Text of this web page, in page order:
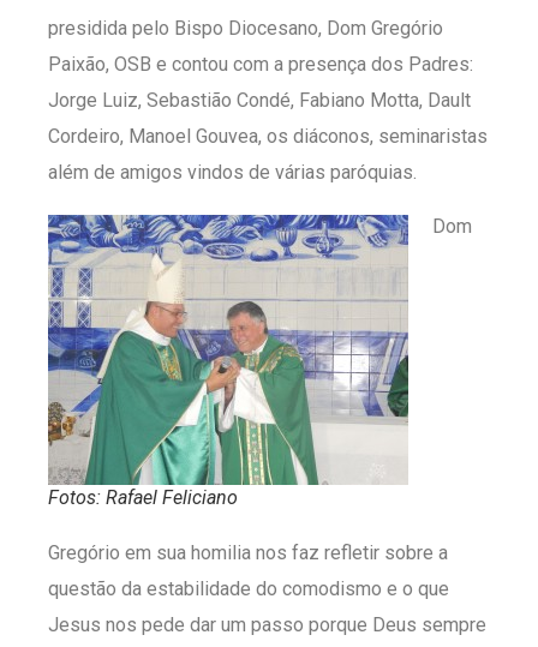
presidida pelo Bispo Diocesano, Dom Gregório
Paixão, OSB e contou com a presença dos Padres:
Jorge Luiz, Sebastião Condé, Fabiano Motta, Dault
Cordeiro, Manoel Gouvea, os diáconos, seminaristas
além de amigos vindos de várias paróquias.
Fotos: Rafael Feliciano
Dom
Gregório em sua homilia nos faz refletir sobre a
questão da estabilidade do comodismo e o que
Jesus nos pede dar um passo porque Deus sempre